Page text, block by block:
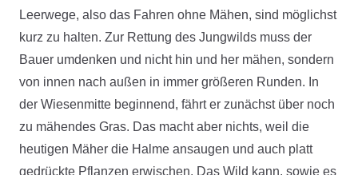
Leerwege, also das Fahren ohne Mähen, sind möglichst
kurz zu halten. Zur Rettung des Jungwilds muss der
Bauer umdenken und nicht hin und her mähen, sondern
von innen nach außen in immer größeren Runden. In
der Wiesenmitte beginnend, fährt er zunächst über noch
zu mähendes Gras. Das macht aber nichts, weil die
heutigen Mäher die Halme ansaugen und auch platt
gedrückte Pflanzen erwischen. Das Wild kann, sowie es